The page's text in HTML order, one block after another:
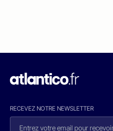
RECEVEZ NOTRE NEWSLETTER